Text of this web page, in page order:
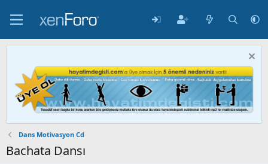
Dans Motivasyon Cd
Bachata Dansı